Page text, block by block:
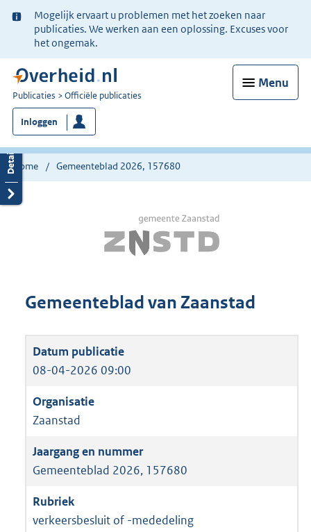
Ter
informatie:
Mogelijk ervaart u problemen met het zoeken naar
publicaties. We werken aan een oplossing. Excuses voor
het ongemak.
Menu
U
bent
nu
hier:
Publicaties Officiële publicaties
Inloggen
Home Gemeenteblad 2026, 157680
Gemeenteblad van Zaanstad
08-04-2026 09:00
Zaanstad
Gemeenteblad 2026, 157680
verkeersbesluit of -mededeling